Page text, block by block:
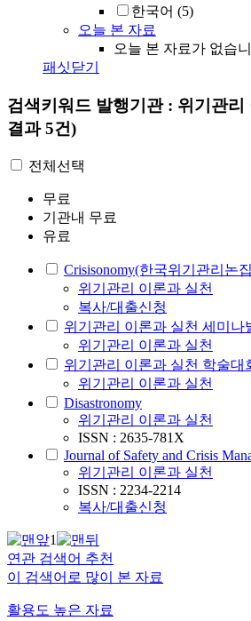
한국어 (5)
오늘 본 자료
오늘 본 자료가 없습
패싯닫기
검색키워드 발행기관 : 위기관리
결과 5건)
전체선택
무료
기관내 무료
유료
Crisisonomy(한국위기관리논
위기관리 이론과 실천
복사/대출신청
위기관리 이론과 실천 세미나
위기관리 이론과 실천
위기관리 이론과 실천 학술대
위기관리 이론과 실천
Disastronomy
위기관리 이론과 실천
ISSN : 2635-781X
Journal of Safety and Crisis
위기관리 이론과 실천
ISSN : 2234-2214
복사/대출신청
1
연관 검색어 추천
이 검색어로 많이 본 자료
활용도 높은 자료